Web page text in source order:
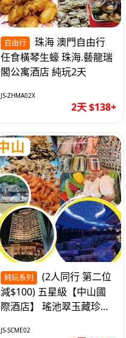
自由行
任食橫琴生蠔 珠海.藝龍瑞
閣公寓酒店 純玩2天
JS-ZHMA02X
2天 $138+
純玩系列
減$100) 五星級【中山國
際酒店】 瑤池翠玉藏珍盅
JS-SCME02